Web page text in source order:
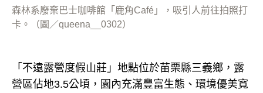
森林系廢棄巴士咖啡館「鹿角Café」，吸引人前往拍照打
卡。（圖／queena__0302）
「不遠露營度假山莊」地點位於苗栗縣三義鄉，露
營區佔地3.5公頃，園內充滿豐富生態、環境優美寬